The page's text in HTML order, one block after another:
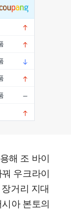
해 조 바이
우크라이
거리 지대
아 본토의